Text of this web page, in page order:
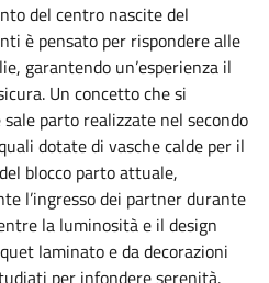
del centro nascite del
è pensato per rispondere alle
garantendo un’esperienza il
Un concetto che si
parto realizzate nel secondo
dotate di vasche calde per il
blocco parto attuale,
l’ingresso dei partner durante
la luminosità e il design
laminato e da decorazioni